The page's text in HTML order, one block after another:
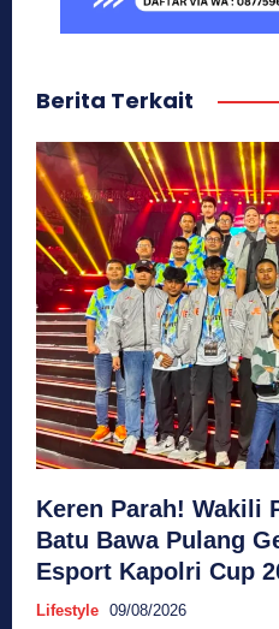
Berita Terkait
Keren Parah! Wakili
Batu Bawa Pulang
Esport Kapolri Cup
Lifestyle 09/08/2026